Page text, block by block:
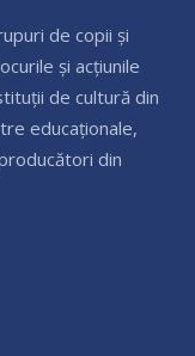
de copii și
și acțiunile
de cultură din
educaționale,
din